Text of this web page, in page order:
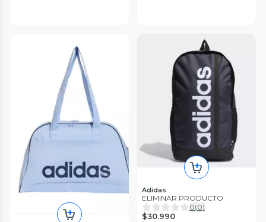
Adidas
ELIMINAR PRODUCTO
0(0)
$30.990